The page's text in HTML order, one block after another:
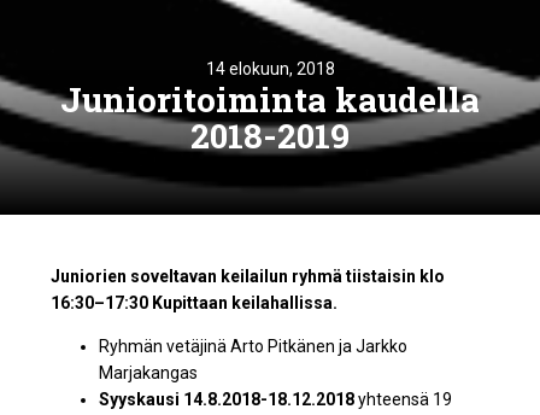
14 elokuun, 2018
Junioritoiminta kaudella
2018-2019
Juniorien soveltavan keilailun ryhmä tiistaisin klo
16:30–17:30 Kupittaan keilahallissa.
Ryhmän vetäjinä Arto Pitkänen ja Jarkko
Marjakangas
Syyskausi 14.8.2018-18.12.2018yhteensä 19